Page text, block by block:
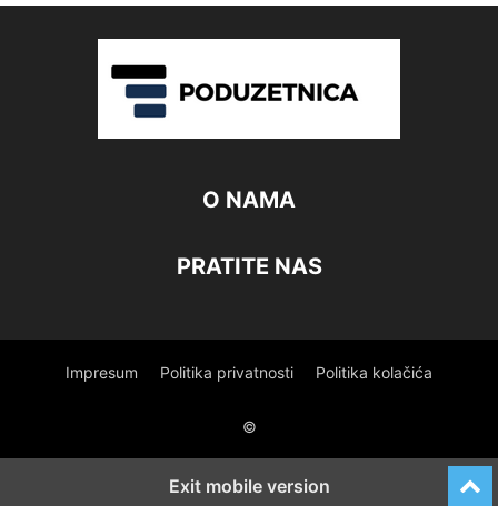
O NAMA
PRATITE NAS
Impresum Politika privatnosti Politika kolačića
©
Exit mobile version